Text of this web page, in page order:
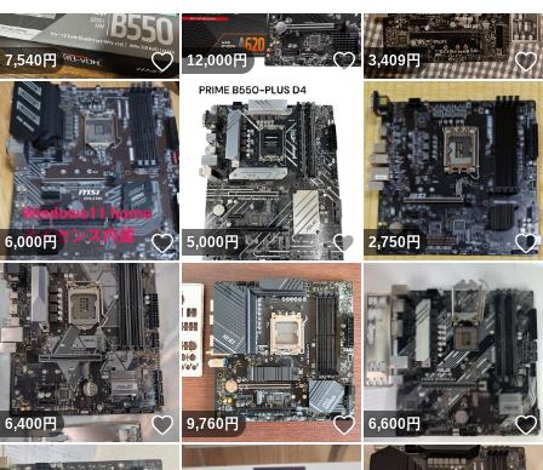
7,540円 いいね！
12,000円 いいね！
3,409円
6,000円 いいね！
5,000円 いいね！
2,750円
6,400円 いいね！
9,760円 いいね！
6,600円